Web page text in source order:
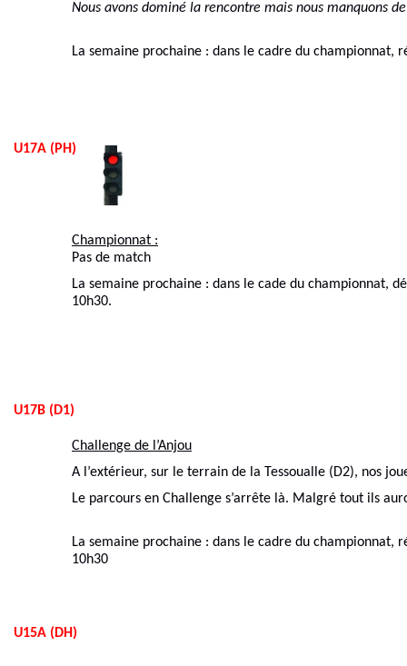
Nous avons dominé la rencontre mais nous manquons
La semaine prochaine : dans le cadre du championnat,
U17A (PH)
Championnat :
Pas de match
La semaine prochaine : dans le cade du championnat,
10h30.
U17B (D1)
Challenge de l’Anjou
A l’extérieur, sur le terrain de la Tessoualle (D2), nos
Le parcours en Challenge s’arrête là. Malgré tout ils
La semaine prochaine : dans le cadre du championnat,
10h30
U15A (DH)